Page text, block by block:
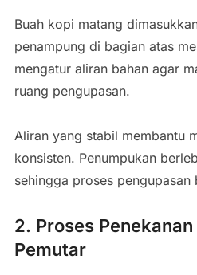
Buah kopi matang
penampung di bagian atas
mengatur aliran bahan agar
ruang pengupasan.
Aliran yang stabil membantu
konsisten. Penumpukan
sehingga proses pengupasan
2. Proses
Pemutar